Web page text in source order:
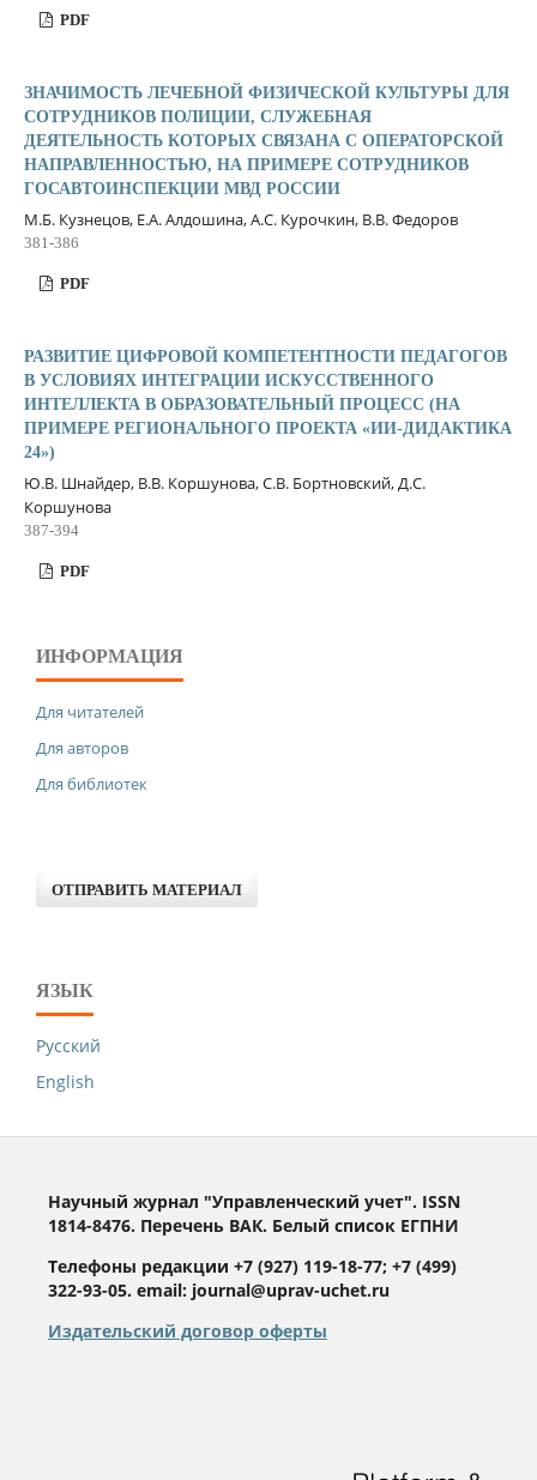
PDF
ЗНАЧИМОСТЬ ЛЕЧЕБНОЙ ФИЗИЧЕСКОЙ КУЛЬТУРЫ ДЛЯ
СОТРУДНИКОВ ПОЛИЦИИ, СЛУЖЕБНАЯ
ДЕЯТЕЛЬНОСТЬ КОТОРЫХ СВЯЗАНА С ОПЕРАТОРСКОЙ
НАПРАВЛЕННОСТЬЮ, НА ПРИМЕРЕ СОТРУДНИКОВ
ГОСАВТОИНСПЕКЦИИ МВД РОССИИ
М.Б. Кузнецов, Е.А. Алдошина, А.С. Курочкин, В.В. Федоров
381-386
PDF
РАЗВИТИЕ ЦИФРОВОЙ КОМПЕТЕНТНОСТИ ПЕДАГОГОВ
В УСЛОВИЯХ ИНТЕГРАЦИИ ИСКУССТВЕННОГО
ИНТЕЛЛЕКТА В ОБРАЗОВАТЕЛЬНЫЙ ПРОЦЕСС (НА
ПРИМЕРЕ РЕГИОНАЛЬНОГО ПРОЕКТА «ИИ-ДИДАКТИКА
24»)
Ю.В. Шнайдер, В.В. Коршунова, С.В. Бортновский, Д.С.
Коршунова
387-394
PDF
ИНФОРМАЦИЯ
Для читателей
Для авторов
Для библиотек
ОТПРАВИТЬ МАТЕРИАЛ
ЯЗЫК
Русский
English
Научный журнал "Управленческий учет". ISSN
1814-8476. Перечень ВАК. Белый список ЕГПНИ
Телефоны редакции +7 (927) 119-18-77; +7 (499)
322-93-05. email: journal@uprav-uchet.ru
Издательский договор оферты